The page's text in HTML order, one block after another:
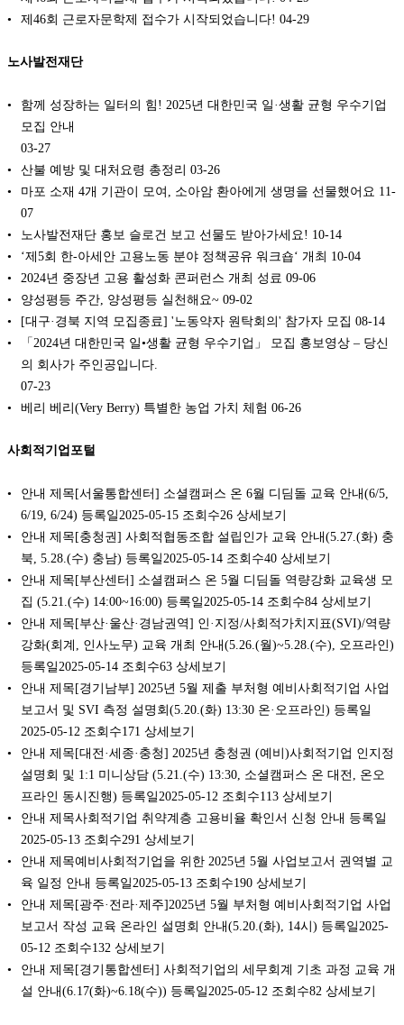
제46회 근로자문학제 접수가 시작되었습니다! 04-29
노사발전재단
함께 성장하는 일터의 힘! 2025년 대한민국 일·생활 균형 우수기업
모집 안내
03-27
산불 예방 및 대처요령 총정리 03-26
마포 소재 4개 기관이 모여, 소아암 환아에게 생명을 선물했어요 11-
07
노사발전재단 홍보 슬로건 보고 선물도 받아가세요! 10-14
‘제5회 한-아세안 고용노동 분야 정책공유 워크숍‘ 개최 10-04
2024년 중장년 고용 활성화 콘퍼런스 개최 성료 09-06
양성평등 주간, 양성평등 실천해요~ 09-02
[대구·경북 지역 모집종료] '노동약자 원탁회의' 참가자 모집 08-14
「2024년 대한민국 일•생활 균형 우수기업」 모집 홍보영상 – 당신
의 회사가 주인공입니다.
07-23
베리 베리(Very Berry) 특별한 농업 가치 체험 06-26
사회적기업포털
안내 제목[서울통합센터] 소셜캠퍼스 온 6월 디딤돌 교육 안내(6/5,
6/19, 6/24) 등록일2025-05-15 조회수26 상세보기
안내 제목[충청권] 사회적협동조합 설립인가 교육 안내(5.27.(화) 충
북, 5.28.(수) 충남) 등록일2025-05-14 조회수40 상세보기
안내 제목[부산센터] 소셜캠퍼스 온 5월 디딤돌 역량강화 교육생 모
집 (5.21.(수) 14:00~16:00) 등록일2025-05-14 조회수84 상세보기
안내 제목[부산·울산·경남권역] 인·지정/사회적가치지표(SVI)/역량
강화(회계, 인사노무) 교육 개최 안내(5.26.(월)~5.28.(수), 오프라인)
등록일2025-05-14 조회수63 상세보기
안내 제목[경기남부] 2025년 5월 제출 부처형 예비사회적기업 사업
보고서 및 SVI 측정 설명회(5.20.(화) 13:30 온·오프라인) 등록일
2025-05-12 조회수171 상세보기
안내 제목[대전·세종·충청] 2025년 충청권 (예비)사회적기업 인지정
설명회 및 1:1 미니상담 (5.21.(수) 13:30, 소셜캠퍼스 온 대전, 온오
프라인 동시진행) 등록일2025-05-12 조회수113 상세보기
안내 제목사회적기업 취약계층 고용비율 확인서 신청 안내 등록일
2025-05-13 조회수291 상세보기
안내 제목예비사회적기업을 위한 2025년 5월 사업보고서 권역별 교
육 일정 안내 등록일2025-05-13 조회수190 상세보기
안내 제목[광주·전라·제주]2025년 5월 부처형 예비사회적기업 사업
보고서 작성 교육 온라인 설명회 안내(5.20.(화), 14시) 등록일2025-
05-12 조회수132 상세보기
안내 제목[경기통합센터] 사회적기업의 세무회계 기초 과정 교육 개
설 안내(6.17(화)~6.18(수)) 등록일2025-05-12 조회수82 상세보기